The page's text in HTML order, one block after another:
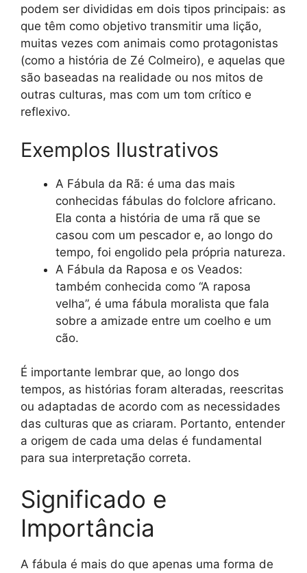
podem ser divididas em dois tipos principais: as
que têm como objetivo transmitir uma lição,
muitas vezes com animais como protagonistas
(como a história de Zé Colmeiro), e aquelas que
são baseadas na realidade ou nos mitos de
outras culturas, mas com um tom crítico e
reflexivo.
Exemplos Ilustrativos
A Fábula da Rã: é uma das mais
conhecidas fábulas do folclore africano.
Ela conta a história de uma rã que se
casou com um pescador e, ao longo do
tempo, foi engolido pela própria natureza.
A Fábula da Raposa e os Veados:
também conhecida como “A raposa
velha”, é uma fábula moralista que fala
sobre a amizade entre um coelho e um
cão.
É importante lembrar que, ao longo dos
tempos, as histórias foram alteradas, reescritas
ou adaptadas de acordo com as necessidades
das culturas que as criaram. Portanto, entender
a origem de cada uma delas é fundamental
para sua interpretação correta.
Significado e
Importância
A fábula é mais do que apenas uma forma de